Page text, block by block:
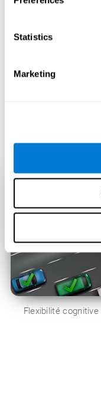
Statistics
Marketing
Flexibilité cognitive